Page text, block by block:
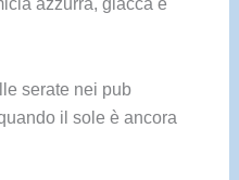
serate nei pub
il sole è ancora